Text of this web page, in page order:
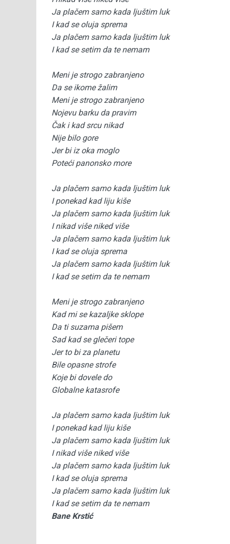
Ja plačem samo kada ljuštim luk
I kad se oluja sprema
Ja plačem samo kada ljuštim luk
I kad se setim da te nemam
Meni je strogo zabranjeno
Da se ikome žalim
Meni je strogo zabranjeno
Nojevu barku da pravim
Čak i kad srcu nikad
Nije bilo gore
Jer bi iz oka moglo
Poteći panonsko more
Ja plačem samo kada ljuštim luk
I ponekad kad liju kiše
Ja plačem samo kada ljuštim luk
I nikad više niked više
Ja plačem samo kada ljuštim luk
I kad se oluja sprema
Ja plačem samo kada ljuštim luk
I kad se setim da te nemam
Meni je strogo zabranjeno
Kad mi se kazaljke sklope
Da ti suzama pišem
Sad kad se glečeri tope
Jer to bi za planetu
Bile opasne strofe
Koje bi dovele do
Globalne katasrofe
Ja plačem samo kada ljuštim luk
I ponekad kad liju kiše
Ja plačem samo kada ljuštim luk
I nikad više niked više
Ja plačem samo kada ljuštim luk
I kad se oluja sprema
Ja plačem samo kada ljuštim luk
I kad se setim da te nemam
Bane Krstić